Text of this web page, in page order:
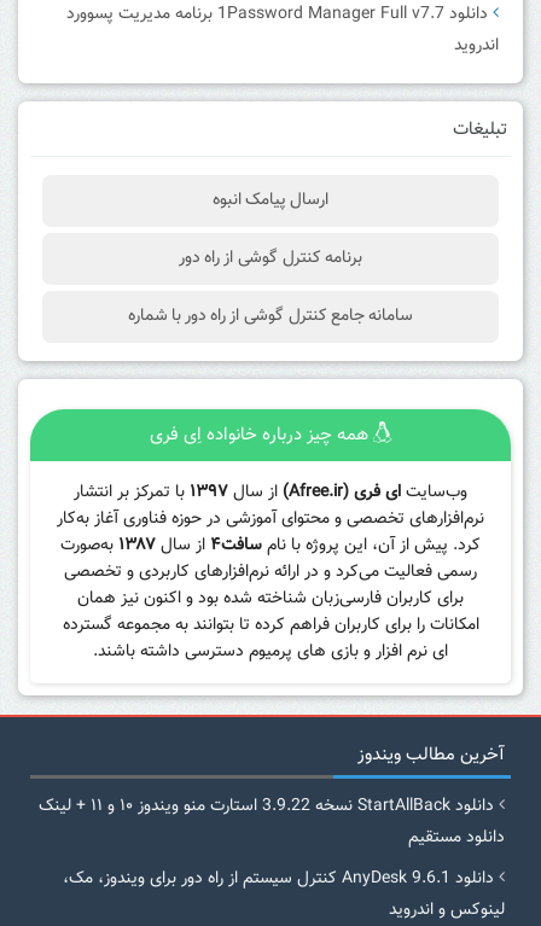
دانلود 1Password Manager Full v7.7 برنامه مدیریت پسوورد
اندروید
تبلیغات
ارسال پیامک انبوه
برنامه کنترل گوشی از راه دور
سامانه جامع کنترل گوشی از راه دور با شماره
همه چیز درباره خانواده اِی فری
وب‌سایتای فری (Afree.ir) از سال۱۳۹۷ با تمرکز بر انتشار
نرم‌افزارهای تخصصی و محتوای آموزشی در حوزه فناوری آغاز به‌کار
کرد. پیش از آن، این پروژه با نامسافت۴ از سال۱۳۸۷ به‌صورت
رسمی فعالیت می‌کرد و در ارائه نرم‌افزارهای کاربردی و تخصصی
برای کاربران فارسی‌زبان شناخته شده بود و اکنون نیز همان
امکانات را برای کاربران فراهم کرده تا بتوانند به مجموعه گسترده
ای نرم افزار و بازی های پرمیوم دسترسی داشته باشند.
آخرین مطالب ویندوز
دانلود StartAllBack نسخه 3.9.22 استارت منو ویندوز ۱۰ و ۱۱ + لینک
دانلود مستقیم
دانلود AnyDesk 9.6.1 کنترل سیستم از راه دور برای ویندوز، مک،
لینوکس و اندروید